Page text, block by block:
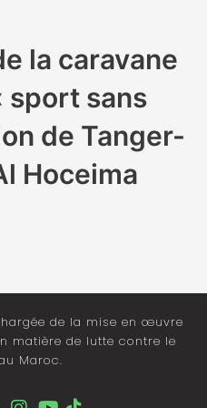
la caravane
sport sans
de Tanger-
Hoceima
de la mise en œuvre
matière de lutte contre le
Maroc.